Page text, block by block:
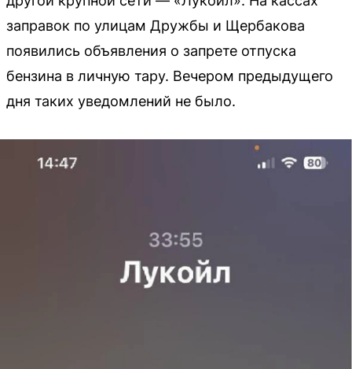
заправок по улицам Дружбы и Щербакова
появились объявления о запрете отпуска
бензина в личную тару. Вечером предыдущего
дня таких уведомлений не было.